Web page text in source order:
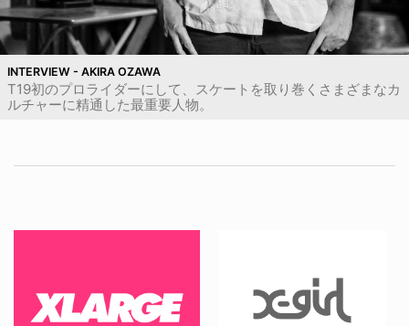
INTERVIEW - AKIRA OZAWA
T19初のプロライダーにして、スケートを取り巻くさまざまなカ
ルチャーに精通した最重要人物。